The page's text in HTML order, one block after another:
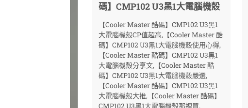
碼】CMP102 U3黑1大電腦機殼
【Cooler Master 酷碼】CMP102 U3黑1
大電腦機殼CP值超高,【Cooler Master 酷
碼】CMP102 U3黑1大電腦機殼使用心得,
【Cooler Master 酷碼】CMP102 U3黑1
大電腦機殼分享文,【Cooler Master 酷
碼】CMP102 U3黑1大電腦機殼嚴選,
【Cooler Master 酷碼】CMP102 U3黑1
大電腦機殼大推,【Cooler Master 酷碼】
CMP102 U3黑1大電腦機殼那裡買,